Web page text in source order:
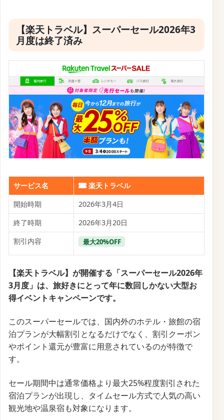
【楽天トラベル】スーパーセール2026年3
月度は終了済み
サービス名
楽天トラベル
開始時期
2026年3月4日
終了時期
2026年3月20日
割引内容
最大20%OFF
【楽天トラベル】が開催する「スーパーセール2026年
3月度」は、旅好きにとって年に数回しかない大型お
得イベントキャンペーンです。
このスーパーセールでは、国内外のホテル・旅館の宿
泊プランが大幅割引となるだけでなく、割引クーポン
やポイント還元が豊富に用意されているのが特徴で
す。
セール期間中は通常価格より最大25%程度割引された
宿泊プランが出現し、タイムセール方式で人気の高い
観光地や温泉宿も対象になります。